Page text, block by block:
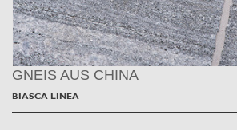
GNEIS AUS CHINA
BIASCA LINEA